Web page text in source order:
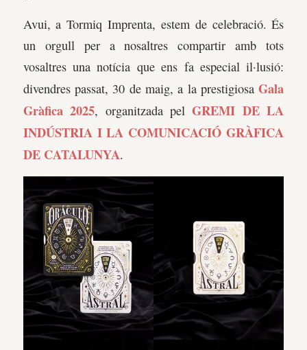
Avui, a Tormiq Imprenta, estem de celebració. És
un orgull per a nosaltres compartir amb tots
vosaltres una notícia que ens fa especial il·lusió:
divendres passat, 30 de maig, a la prestigiosaGala
Gràfica 2025, organitzada pelGREMI DE LA
INDÚSTRIA I LA COMUNICACIÓ GRÀFICA
DE CATALUNYA.